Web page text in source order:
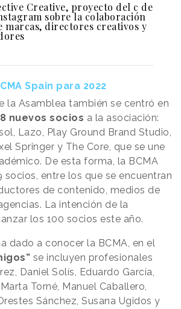
Creative, proyecto del c de
sobre la colaboración
marcas, directores creativos y
Spain para 2022
la Asamblea también se centró en
8 nuevos socios a la asociación:
Lazo, Play Ground Brand Studio,
Springer y The Core, que se une
De esta forma, la BCMA
socios, entre los que se encuentran
de contenido, medios de
La intención de la
los 100 socios este año.
dado a conocer la BCMA, en el
se incluyen profesionales
Daniel Solís, Eduardo García,
Torné, Manuel Caballero,
Sánchez, Susana Ugidos y